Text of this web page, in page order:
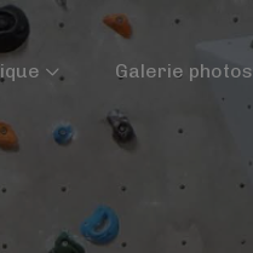
Galerie photos